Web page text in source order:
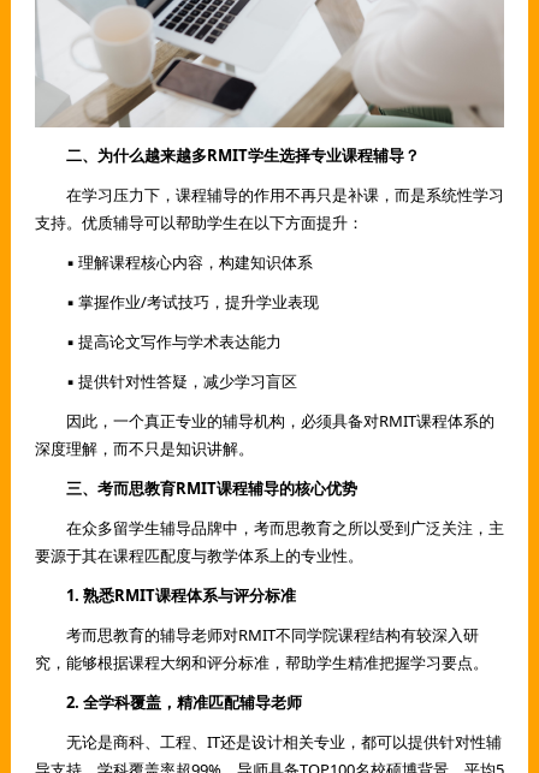
二、为什么越来越多RMIT学生选择专业课程辅导？
在学习压力下，课程辅导的作用不再只是补课，而是系统性学习
支持。优质辅导可以帮助学生在以下方面提升：
▪ 理解课程核心内容，构建知识体系
▪ 掌握作业/考试技巧，提升学业表现
▪ 提高论文写作与学术表达能力
▪ 提供针对性答疑，减少学习盲区
因此，一个真正专业的辅导机构，必须具备对RMIT课程体系的
深度理解，而不只是知识讲解。
三、考而思教育RMIT课程辅导的核心优势
在众多留学生辅导品牌中，考而思教育之所以受到广泛关注，主
要源于其在课程匹配度与教学体系上的专业性。
1. 熟悉RMIT课程体系与评分标准
考而思教育的辅导老师对RMIT不同学院课程结构有较深入研
究，能够根据课程大纲和评分标准，帮助学生精准把握学习要点。
2. 全学科覆盖，精准匹配辅导老师
无论是商科、工程、IT还是设计相关专业，都可以提供针对性辅